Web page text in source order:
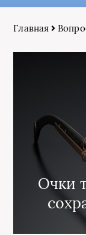
Главная
Очки